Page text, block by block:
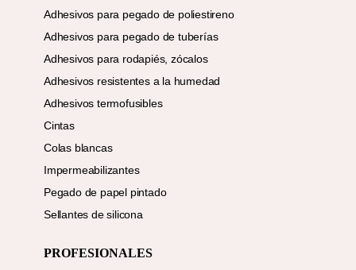
Adhesivos para pegado de poliestireno
Adhesivos para pegado de tuberías
Adhesivos para rodapiés, zócalos
Adhesivos resistentes a la humedad
Adhesivos termofusibles
Cintas
Colas blancas
Impermeabilizantes
Pegado de papel pintado
Sellantes de silicona
PROFESIONALES